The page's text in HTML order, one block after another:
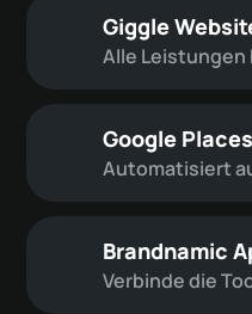
Giggle
Alle Leistungen
Google Places
Automatisiert
Brandnamic
Verbinde die